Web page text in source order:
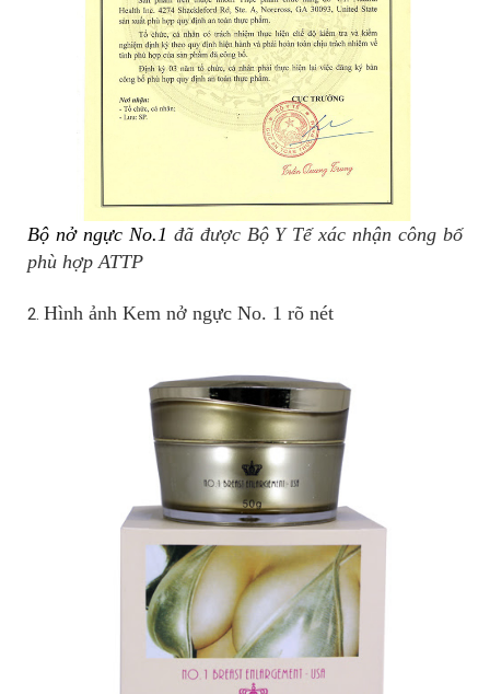
Bộ nở ngực No.1 đã được Bộ Y Tế xác nhận công bố
phù hợp ATTP
2. Hình ảnh Kem nở ngực No. 1 rõ nét